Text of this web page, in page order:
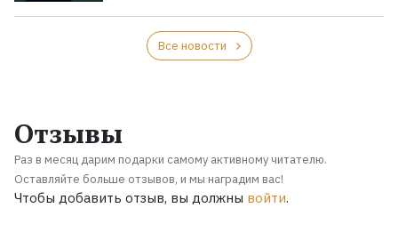
Все новости
Отзывы
Раз в месяц дарим подарки самому активному читателю.
Оставляйте больше отзывов, и мы наградим вас!
Чтобы добавить отзыв, вы должны войти.